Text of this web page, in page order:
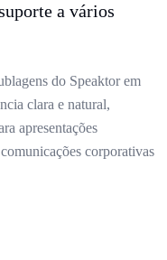
a vários
do Speaktor em
clara e natural,
apresentações
corporativas